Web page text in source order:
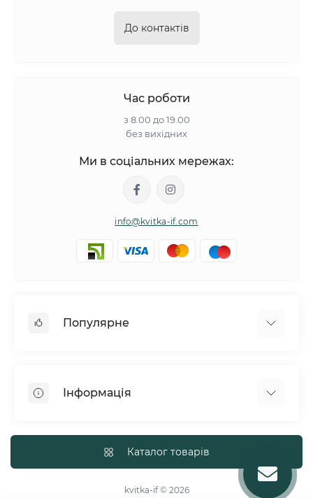
До контактів
Час роботи
з 8.00 до 19.00
без вихідних
Ми в соціальних мережах:
info@kvitka-if.com
Популярне
Вазони
Кошики з квітів
Повітряні кульки
Інформація
Доставка
Політика конфіденційності
Каталог товарів
kvitka-if © 2026